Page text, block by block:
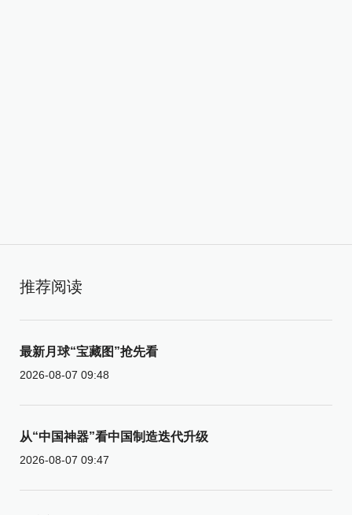
推荐阅读
最新月球“宝藏图”抢先看
2026-08-07 09:48
从“中国神器”看中国制造迭代升级
2026-08-07 09:47